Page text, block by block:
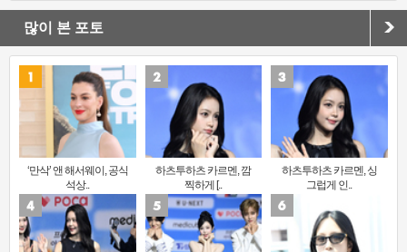
많이 본 포토
‘만삭’ 앤 해서웨이, 공식
석상..
하츠투하츠 카르멘, 깜
찍하게 [..
하츠투하츠 카르멘, 싱
그럽게 인..